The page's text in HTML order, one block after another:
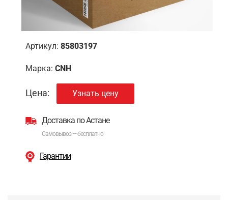
Артикул: 85803197
Марка: CNH
Цена: Узнать цену
Доставка по Астане
Самовывоз — бесплатно
Гарантии